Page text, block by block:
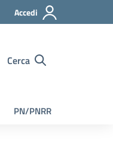
Accedi
Cerca
PN/PNRR